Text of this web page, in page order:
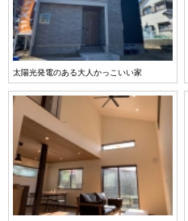
太陽光発電のある大人かっこいい家